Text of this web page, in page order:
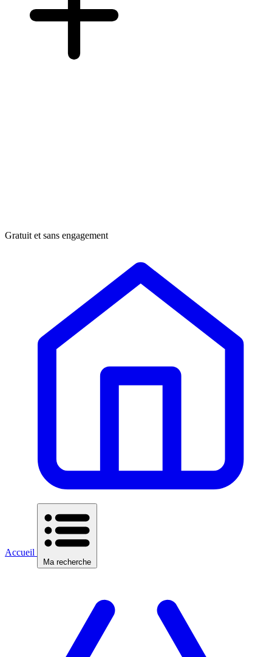
Gratuit et sans engagement
Accueil
Ma recherche